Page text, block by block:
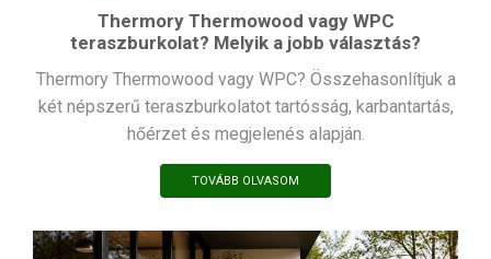
Thermory Thermowood vagy WPC
teraszburkolat? Melyik a jobb választás?
Thermory Thermowood vagy WPC? Összehasonlítjuk a
két népszerű teraszburkolatot tartósság, karbantartás,
hőérzet és megjelenés alapján.
TOVÁBB OLVASOM